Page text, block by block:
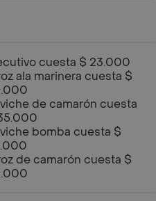
cuesta $ 23.000
ala marinera cuesta $
de camarón cuesta
bomba cuesta $
de camarón cuesta $